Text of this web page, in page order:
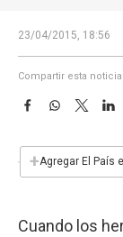
23/04/2015, 18:56
Compartir esta noticia
F
e
b
k
W
s
p
T
w
t
L
n
+Agregar El País
Cuando los